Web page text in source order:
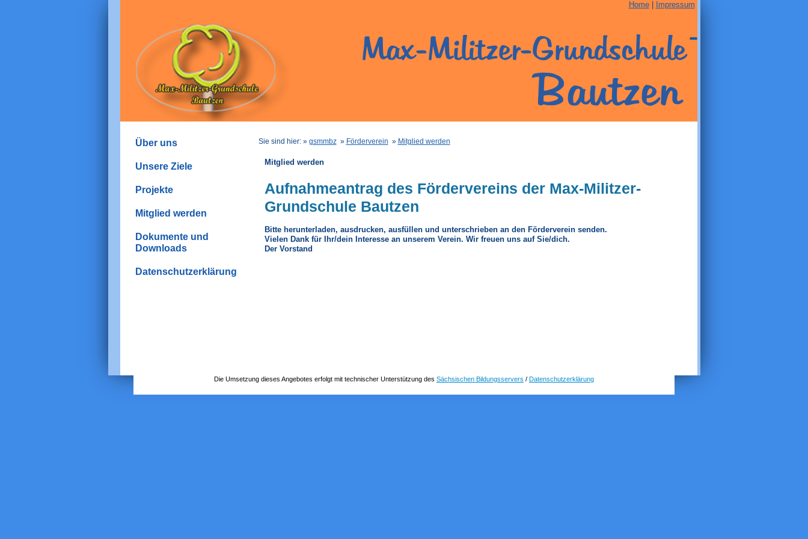
Home| Impressum
Über uns
Unsere Ziele
Projekte
Mitglied werden
Dokumente und
Downloads
Datenschutzerklärung
Sie sind hier: » gsmmbz» Förderverein » Mitglied werden
Mitglied werden
Aufnahmeantrag des Fördervereins der Max-Militzer-
Grundschule Bautzen
Bitte herunterladen, ausdrucken, ausfüllen und unterschrieben an den Förderverein senden.
Vielen Dank für Ihr/dein Interesse an unserem Verein. Wir freuen uns auf Sie/dich.
Der Vorstand
Die Umsetzung dieses Angebotes erfolgt mit technischer Unterstützung des Sächsischen Bildungsservers / Datenschutzerklärung